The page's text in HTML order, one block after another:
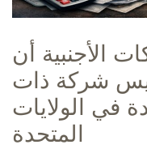
الأجنبية أن
شركة ذات
في الولايات
المتحدة